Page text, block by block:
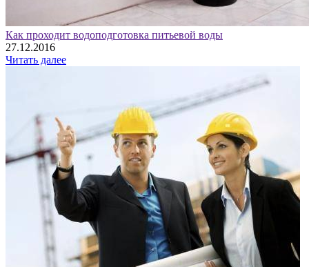
Как проходит водоподготовка питьевой воды
27.12.2016
Читать далее